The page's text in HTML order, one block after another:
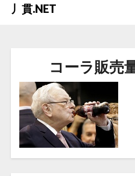
Skip丿貫.NET
コーラ販売